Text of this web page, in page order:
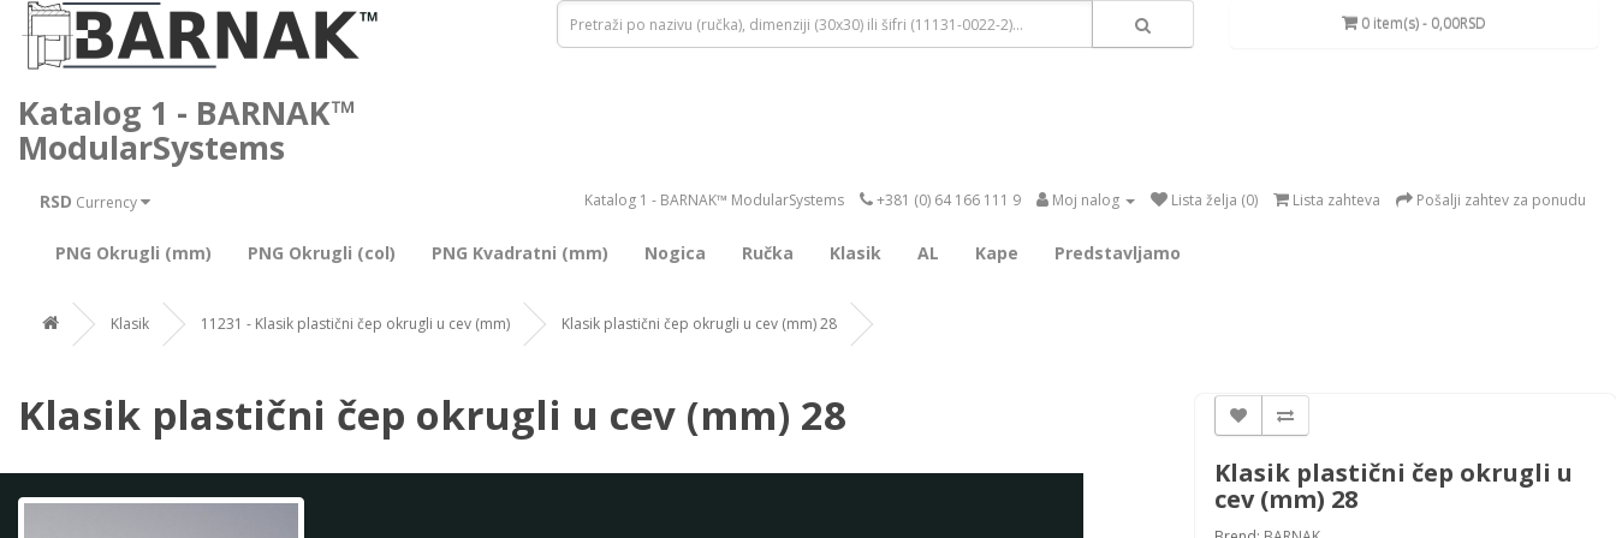
Katalog 1 - BARNAK™
ModularSystems
0 item(s) - 0,00RSD
RSD Currency Katalog 1 - BARNAK™ ModularSystems +381 (0) 64 166 111 9 Moj nalog Lista želja (0) Lista zahteva Pošalji zahtev za ponudu
PNG Okrugli (mm) PNG Okrugli (col) PNG Kvadratni (mm) Nogica Ručka Klasik AL Kape Predstavljamo
Klasik 11231 - Klasik plastični čep okrugli u cev (mm) Klasik plastični čep okrugli u cev (mm) 28
Klasik plastični čep okrugli u cev (mm) 28
Klasik plastični čep okrugli u
cev (mm) 28